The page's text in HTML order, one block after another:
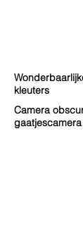
kleuters
Camera